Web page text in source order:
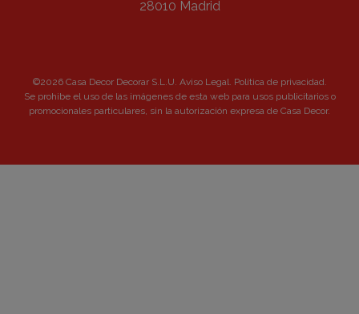
28010 Madrid
©2026 Casa Decor Decorar S.L.U. Aviso Legal Política de privacidad
Se prohibe el uso de las imágenes de esta web para usos publicitarios o
promocionales particulares, sin la autorización expresa de Casa Decor.